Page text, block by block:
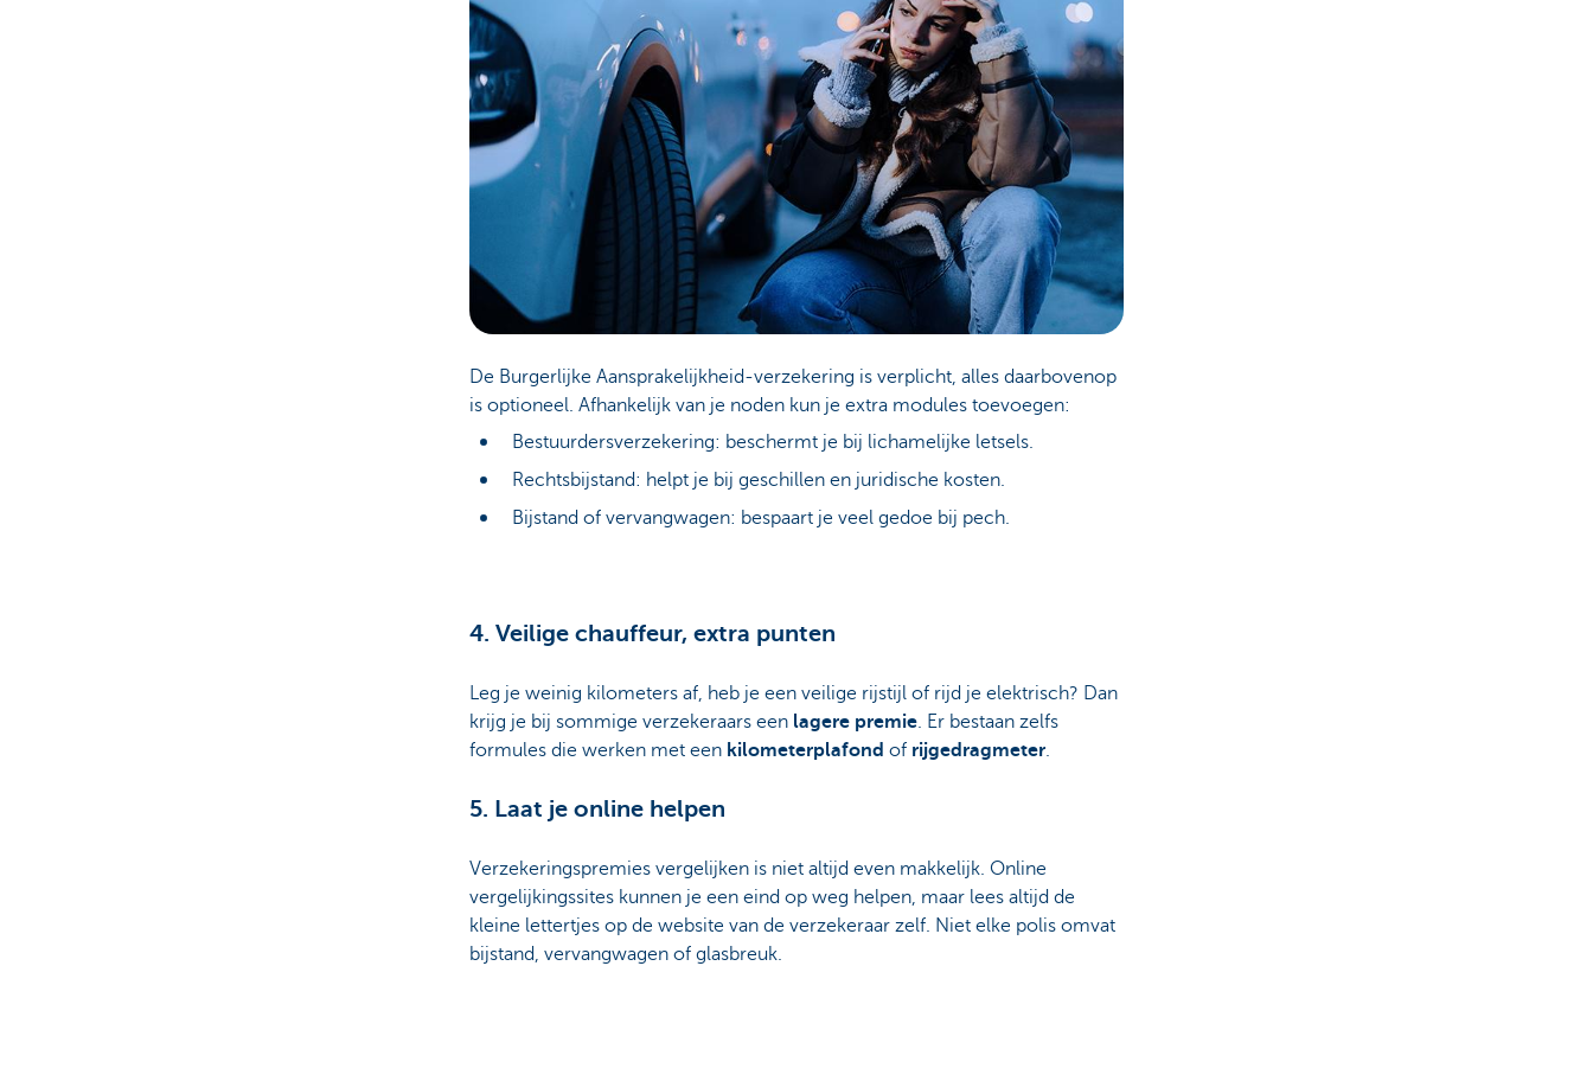
De Burgerlijke Aansprakelijkheid-verzekering is verplicht, alles daarbovenop
is optioneel. Afhankelijk van je noden kun je extra modules toevoegen:
Bestuurdersverzekering: beschermt je bij lichamelijke letsels.
Rechtsbijstand: helpt je bij geschillen en juridische kosten.
Bijstand of vervangwagen: bespaart je veel gedoe bij pech.
4. Veilige chauffeur, extra punten
Leg je weinig kilometers af, heb je een veilige rijstijl of rijd je elektrisch? Dan
krijg je bij sommige verzekeraars een lagere premie. Er bestaan zelfs
formules die werken met een kilometerplafond of rijgedragmeter.
5. Laat je online helpen
Verzekeringspremies vergelijken is niet altijd even makkelijk. Online
vergelijkingssites kunnen je een eind op weg helpen, maar lees altijd de
kleine lettertjes op de website van de verzekeraar zelf. Niet elke polis omvat
bijstand, vervangwagen of glasbreuk.